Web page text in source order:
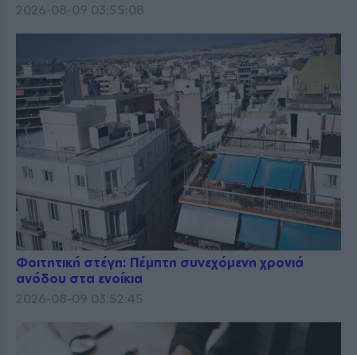
2026-08-09 03:55:08
Φοιτητική στέγη: Πέμπτη συνεχόμενη χρονιά
ανόδου στα ενοίκια
2026-08-09 03:52:45